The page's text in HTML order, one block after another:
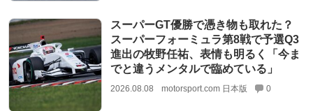
スーパーGT優勝で憑き物も取れた？
スーパーフォーミュラ第8戦で予選Q3
進出の牧野任祐、表情も明るく「今ま
でと違うメンタルで臨めている」
2026.08.08 motorsport.com 日本版 0